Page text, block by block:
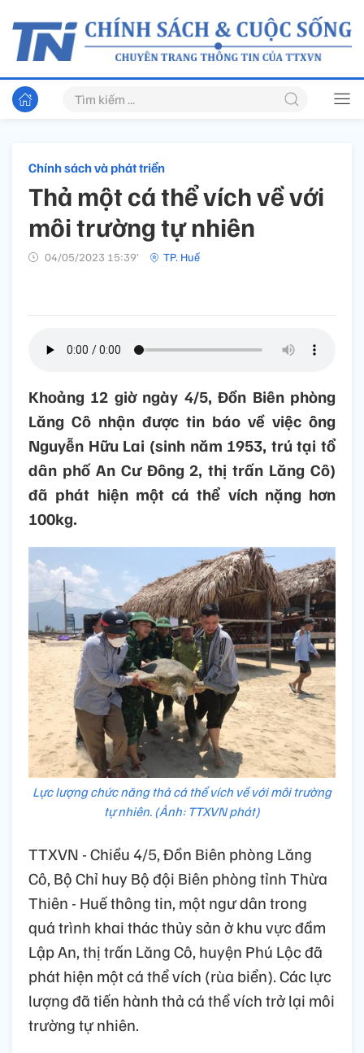
Chính sách và phát triển
Thả một cá thể vích về với
môi trường tự nhiên
04/05/2023 15:39’ TP. Huế
Khoảng 12 giờ ngày 4/5, Đồn Biên phòng
Lăng Cô nhận được tin báo về việc ông
Nguyễn Hữu Lai (sinh năm 1953, trú tại tổ
dân phố An Cư Đông 2, thị trấn Lăng Cô)
đã phát hiện một cá thể vích nặng hơn
100kg.
Lực lượng chức năng thả cá thể vích về với môi trường
tự nhiên. (Ảnh: TTXVN phát)
TTXVN - Chiều 4/5, Đồn Biên phòng Lăng
Cô, Bộ Chỉ huy Bộ đội Biên phòng tỉnh Thừa
Thiên - Huế thông tin, một ngư dân trong
quá trình khai thác thủy sản ở khu vực đầm
Lập An, thị trấn Lăng Cô, huyện Phú Lộc đã
phát hiện một cá thể vích (rùa biển). Các lực
lượng đã tiến hành thả cá thể vích trở lại môi
trường tự nhiên.